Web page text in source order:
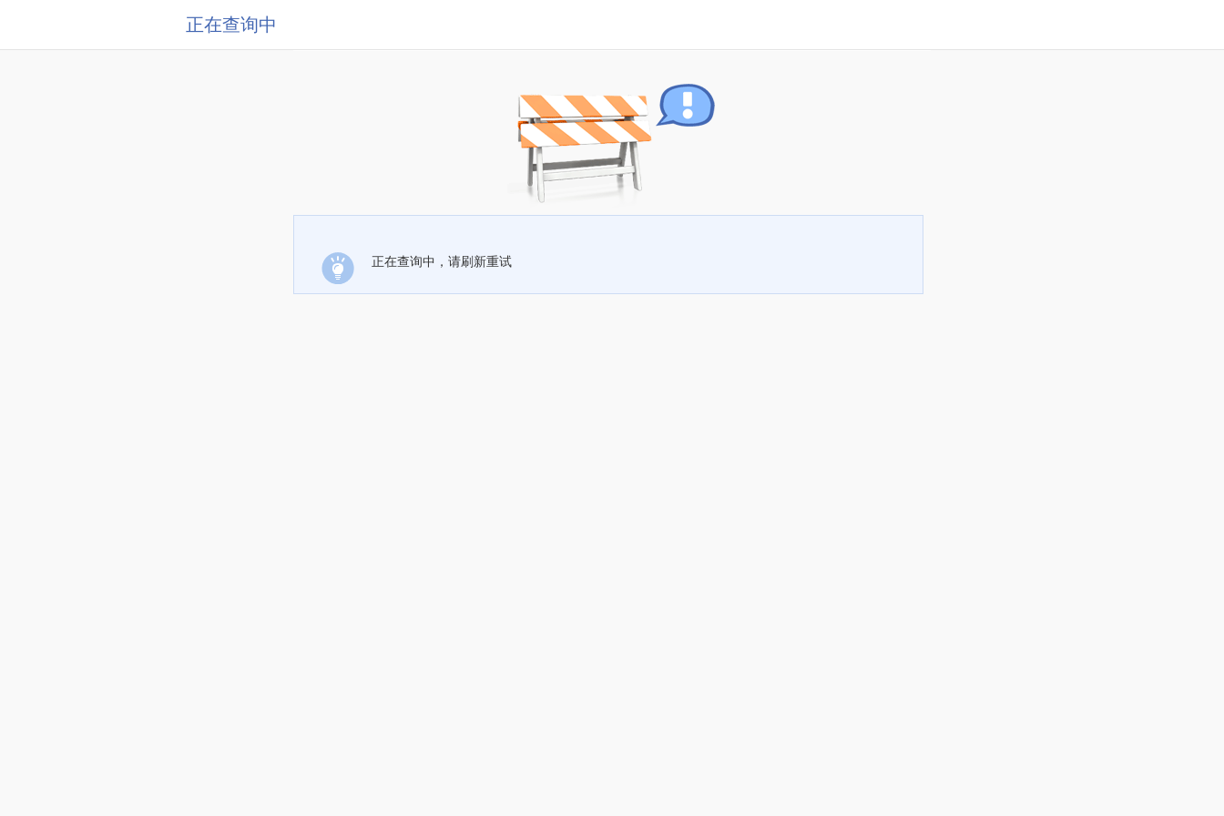
正在查询中
正在查询中，请刷新重试